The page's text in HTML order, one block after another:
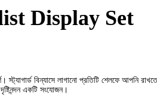
Display Set
বিন্যাসে লাগানো প্রতিটি শেলফে আপনি
একটি সংযোজন।